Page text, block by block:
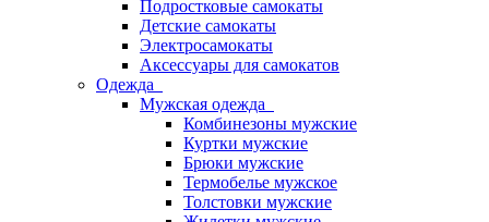
Подростковые самокаты
Детские самокаты
Электросамокаты
Аксессуары для самокатов
Одежда
Мужская одежда
Комбинезоны мужские
Куртки мужские
Брюки мужские
Термобелье мужское
Толстовки мужские